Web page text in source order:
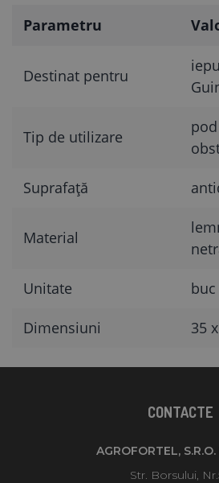
Parametru
Destinat pentru
Tip de utilizare
Suprafață
Material
Unitate buc
Dimensiuni 35
CONTACTE
AGROFORTEL,
Str. Borsului,